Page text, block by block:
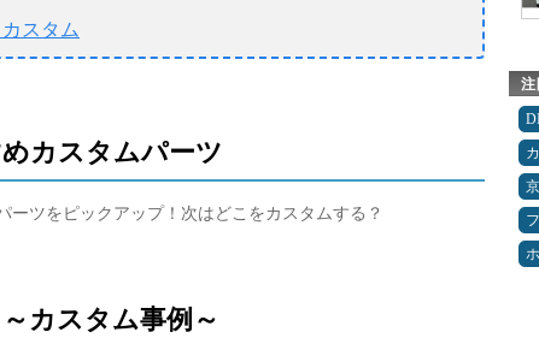
スタム
カスタムパーツ
ーツをピックアップ！次はどこをカスタムする？
カスタム事例～
注